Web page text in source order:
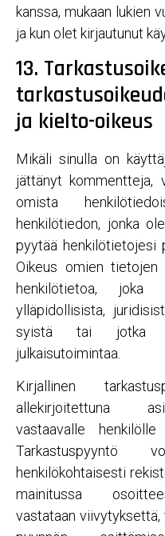
kanssa, mukaan lukien
ja kun olet kirjautunut
13.
ja kielto-oikeus
Mikäli sinulla on
jättänyt kommentteja,
omista
henkilötiedon, jonka
pyytää henkilötietojesi
Oikeus omien
henkilötietoa, joka
ylläpidollisista,
syistä tai jotka
julkaisutoimintaa.
Kirjallinen
allekirjoitettuna
vastaavalle
Tarkastuspyyntö
henkilökohtaisesti
mainitussa
vastataan viivytyksettä,